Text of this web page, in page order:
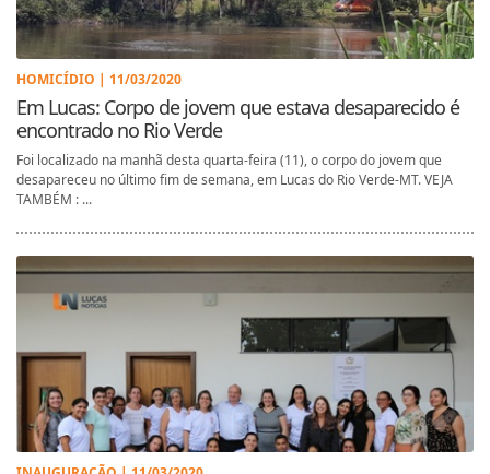
HOMICÍDIO | 11/03/2020
Em Lucas: Corpo de jovem que estava desaparecido é
encontrado no Rio Verde
Foi localizado na manhã desta quarta-feira (11), o corpo do jovem que
desapareceu no último fim de semana, em Lucas do Rio Verde-MT. VEJA
TAMBÉM : ...